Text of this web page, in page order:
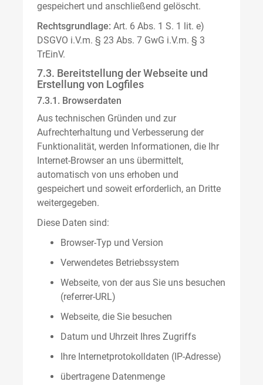
gespeichert und anschließend gelöscht.
Rechtsgrundlage: Art. 6 Abs. 1 S. 1 lit. e)
DSGVO i.V.m. § 23 Abs. 7 GwG i.V.m. § 3
TrEinV.
7.3. Bereitstellung der Webseite und
Erstellung von Logfiles
7.3.1. Browserdaten
Aus technischen Gründen und zur
Aufrechterhaltung und Verbesserung der
Funktionalität, werden Informationen, die Ihr
Internet-Browser an uns übermittelt,
automatisch von uns erhoben und
gespeichert und soweit erforderlich, an Dritte
weitergegeben.
Diese Daten sind:
Browser-Typ und Version
Verwendetes Betriebssystem
Webseite, von der aus Sie uns besuchen
(referrer-URL)
Webseite, die Sie besuchen
Datum und Uhrzeit Ihres Zugriffs
Ihre Internetprotokolldaten (IP-Adresse)
übertragene Datenmenge